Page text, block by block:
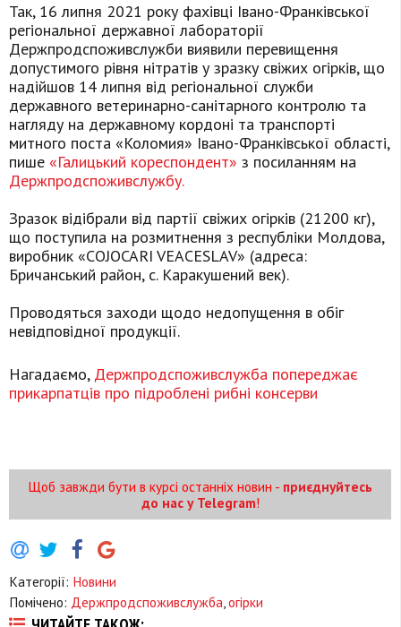
Так, 16 липня 2021 року фахівці Івано-Франківської
регіональної державної лабораторії
Держпродспоживслужби виявили перевищення
допустимого рівня нітратів у зразку свіжих огірків, що
надійшов 14 липня від регіональної служби
державного ветеринарно-санітарного контролю та
нагляду на державному кордоні та транспорті
митного поста «Коломия» Івано-Франківської області,
пише «Галицький кореспондент» з посиланням на
Держпродспоживслужбу.
Зразок відібрали від партії свіжих огірків (21200 кг),
що поступила на розмитнення з республіки Молдова,
виробник «COJOCARI VEACESLAV» (адреса:
Бричанський район, с. Каракушений век).
Проводяться заходи щодо недопущення в обіг
невідповідної продукції.
Нагадаємо, Держпродспоживслужба попереджає
прикарпатців про підроблені рибні консерви
Щоб завжди бути в курсі останніх новин - приєднуйтесь
до нас у Telegram!
Категорії: Новини
Помічено: Держпродспоживслужба огірки